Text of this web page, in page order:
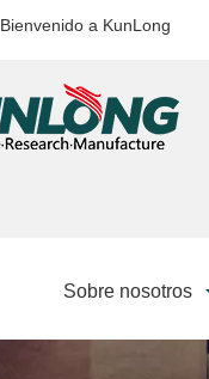
Bienvenido a KunLong
Sobre nosotros